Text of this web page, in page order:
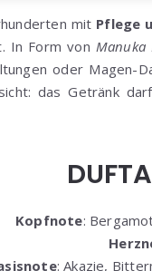
mit Pflege
In Form von Manuka
oder Magen-
das Getränk
Kopfnote:
:Akazie,